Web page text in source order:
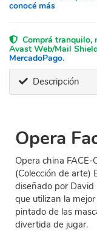
conocé más
Comprá tranquilo,
Avast Web/Mail
MercadoPago.
Descripción
Opera
Opera china FACE-
(Colección de arte)
diseñado por
que utilizan la
pintado de las
divertida de jugar.